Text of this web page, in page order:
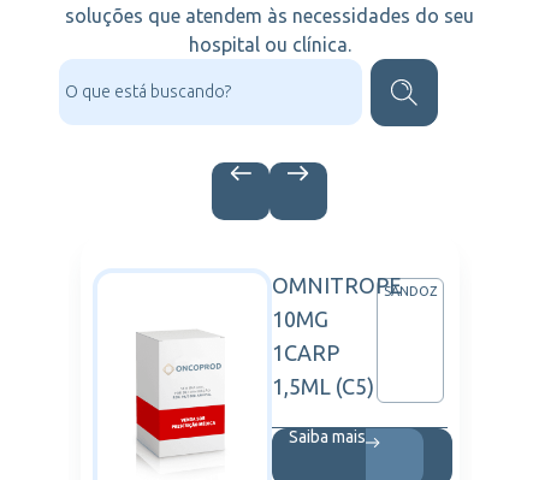
soluções que atendem às necessidades do seu
hospital ou clínica.
OMNITROPE
10MG
1CARP
1,5ML (C5)
SANDOZ
Saiba mais